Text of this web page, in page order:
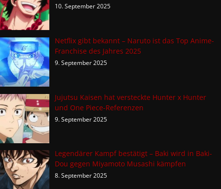
10. September 2025
Netflix gibt bekannt – Naruto ist das Top Anime-
Franchise des Jahres 2025
9. September 2025
Jujutsu Kaisen hat versteckte Hunter x Hunter
und One Piece-Referenzen
9. September 2025
Legendärer Kampf bestätigt – Baki wird in Baki-
Dou gegen Miyamoto Musashi kämpfen
8. September 2025